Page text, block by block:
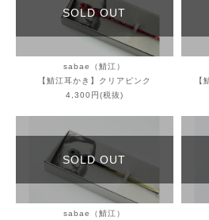
SOLD OUT
sabae（鯖江）
【鯖江耳かき】クリアピンク
4,300円(税抜)
【
SOLD OUT
sabae（鯖江）